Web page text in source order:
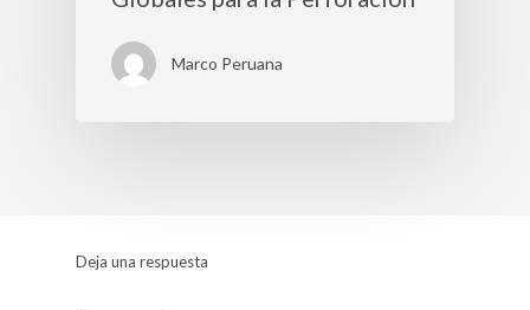
Marco Peruana
Deja una respuesta